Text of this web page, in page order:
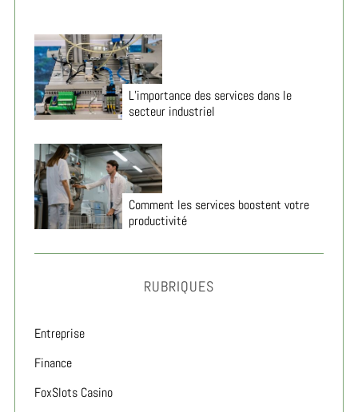
L’importance des services dans le
secteur industriel
Comment les services boostent votre
productivité
RUBRIQUES
Entreprise
Finance
FoxSlots Casino